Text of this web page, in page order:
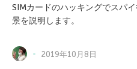
SIMカードのハッキングでスパ
景を説明します。
2019年10月8日